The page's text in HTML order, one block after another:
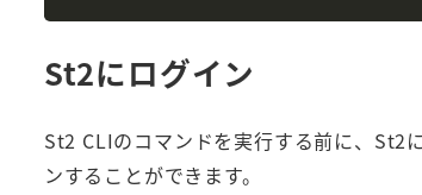
St2にログイン
St2 CLIのコマンドを実行する前に、St2
ンすることができます。